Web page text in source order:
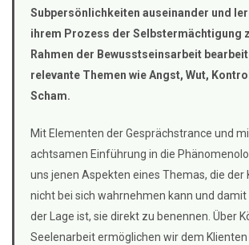
Subpersönlichkeiten auseinander und
ihrem Prozess der Selbstermächtigung
Rahmen der Bewusstseinsarbeit
relevante Themen wie Angst, Wut,
Scham.
Mit Elementen der Gesprächstrance und
achtsamen Einführung in die
uns jenen Aspekten eines Themas, die der
nicht bei sich wahrnehmen kann und damit
der Lage ist, sie direkt zu benennen. Über
Seelenarbeit ermöglichen wir dem Klienten